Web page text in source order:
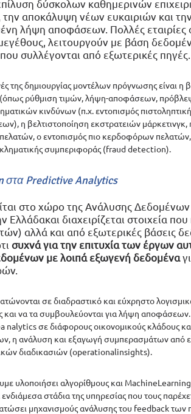
δύσκολων καθημερινών
αποκάλυψη νέων ευκαιριών και
λήψη αποφάσεων. Πολλές εταιρίες
λειτουργούν με βάση
συλλέγονται από εξωτερικές πηγές.
της δημιουργίας μοντέλων πρόγνωσης είναι η
(όπως ρύθμιση τιμών, λήψη-αποφάσεων,
κινδύνων (π.χ. εντοπισμός
η βελτιστοποίηση εκστρατειών
ο εντοπισμός πιο κερδοφόρων
συμπεριφοράς (fraud detection).
Predictive Analytics
στο χώρο της Ανάλυσης Δεδομένων
διαχειρίζεται στοιχεία
αλλά και από εξωτερικές βάσεις
συχνά για την επιτυχία των έργων
με λοιπά εξωγενή δεδομένα
σε διαδραστικό και εύχρηστο
να τα συμβουλεύονται για λήψη
σε διάφορους οικονομικούς κλάδους
η ανάλυση και εξαγωγή συμπερασμάτων από
διαδικασιών (operationalinsights).
υλοποιήσει αλγορίθμους και
στάδια της υπηρεσίας που τους
μηχανισμούς ανάλυσης του feedback των